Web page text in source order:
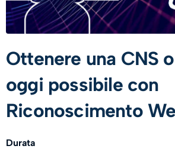
Ottenere una CNS
oggi possibile con
Riconoscimento
Durata